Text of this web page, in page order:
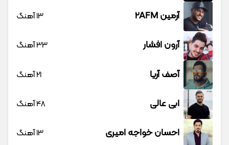
آرمین 2AFM 13 آهنگ
آرون افشار 33 آهنگ
آصف آریا 21 آهنگ
ابی عالی 48 آهنگ
احسان خواجه امیری 13 آهنگ